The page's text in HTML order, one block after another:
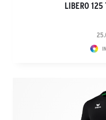
LIBERO 125